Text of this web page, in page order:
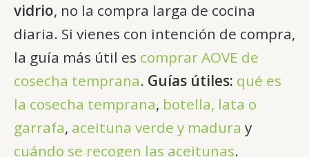
vidrio, no la compra larga de cocina
diaria. Si vienes con intención de compra,
la guía más útil es comprar AOVE de
cosecha temprana. Guías útiles: qué es
la cosecha temprana, botella, lata o
garrafa, aceituna verde y madura y
cuándo se recogen las aceitunas.